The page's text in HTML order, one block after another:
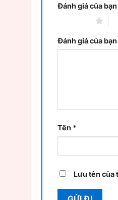
Đánh giá của bạn
Đánh giá của bạn
Tên *
Lưu tên của